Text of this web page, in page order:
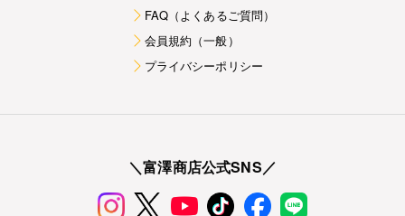
FAQ（よくあるご質問）
会員規約（一般）
プライバシーポリシー
＼富澤商店公式SNS／